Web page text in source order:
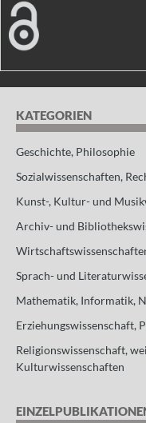
KATEGORIEN
Geschichte, Philosophie
Sozialwissenschaften,
Kunst-, Kultur- und
Archiv- und
Sprach- und
Mathematik, Informatik,
Erziehungswissenschaft,
Religionswissenschaft,
Kulturwissenschaften